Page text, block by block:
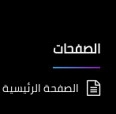
الصفحات
الصفحة الرئيسية